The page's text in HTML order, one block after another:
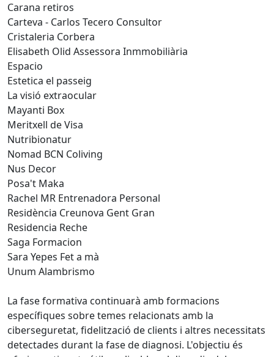
Carana retiros
Carteva - Carlos Tecero Consultor
Cristaleria Corbera
Elisabeth Olid Assessora Inmmobiliària
Espacio
Estetica el passeig
La visió extraocular
Mayanti Box
Meritxell de Visa
Nutribionatur
Nomad BCN Coliving
Nus Decor
Posa't Maka
Rachel MR Entrenadora Personal
Residència Creunova Gent Gran
Residencia Reche
Saga Formacion
Sara Yepes Fet a mà
Unum Alambrismo
La fase formativa continuarà amb formacions
específiques sobre temes relacionats amb la
ciberseguretat, fidelització de clients i altres necessitats
detectades durant la fase de diagnosi. L'objectiu és